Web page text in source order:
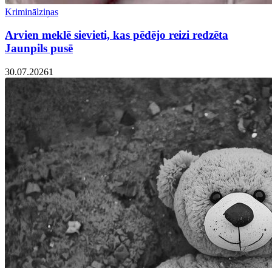
Kriminālziņas
Arvien meklē sievieti, kas pēdējo reizi redzēta
Jaunpils pusē
30.07.20261